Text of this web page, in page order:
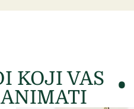
KOJI VAS